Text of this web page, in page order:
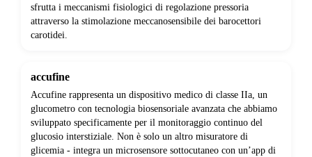
sfrutta i meccanismi fisiologici di regolazione pressoria
attraverso la stimolazione meccanosensibile dei barocettori
carotidei.
accufine
Accufine rappresenta un dispositivo medico di classe IIa, un
glucometro con tecnologia biosensoriale avanzata che abbiamo
sviluppato specificamente per il monitoraggio continuo del
glucosio interstiziale. Non è solo un altro misuratore di
glicemia - integra un microsensore sottocutaneo con un’app di